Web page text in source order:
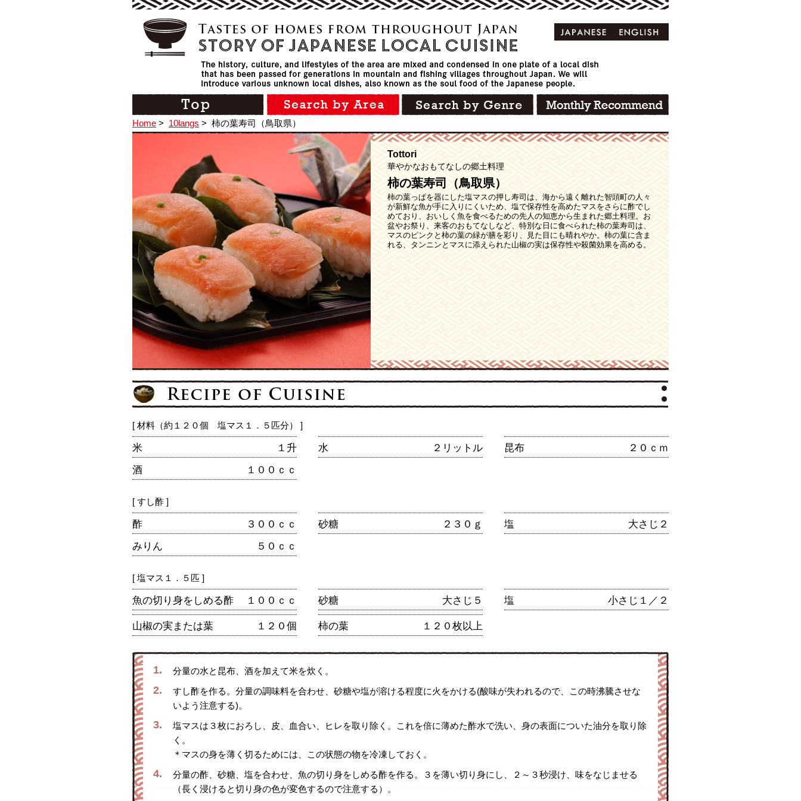
Home > 10langs > 柿の葉寿司（鳥取県）
Tottori
華やかなおもてなしの郷土料理
柿の葉寿司（鳥取県）
柿の葉っぱを器にした塩マスの押し寿司は、海から遠く離れた智頭町の人々
が新鮮な魚が手に入りにくいため、塩で保存性を高めたマスをさらに酢でし
めており、おいしく魚を食べるための先人の知恵から生まれた郷土料理。お
盆やお祭り、来客のおもてなしなど、特別な日に食べられた柿の葉寿司は、
マスのピンクと柿の葉の緑が膳を彩り、見た目にも晴れやか。柿の葉に含ま
れる、タンニンとマスに添えられた山椒の実は保存性や殺菌効果を高める。
[ 材料（約１２０個 塩マス１．５匹分） ]
米 １升 水 ２リットル 昆布
２０ｃｍ
酒
１００ｃｃ
[ すし酢 ]
酢 ３００ｃｃ 砂糖 ２３０ｇ 塩
大さじ２
みりん
５０ｃｃ
[ 塩マス１．５匹 ]
魚の切り身をしめる酢 １００ｃｃ 砂糖 大さじ５ 塩 小さじ１／２
山椒の実または葉 １２０個 柿の葉 １２０枚以上
1. 分量の水と昆布、酒を加えて米を炊く。
2.
すし酢を作る。分量の調味料を合わせ、砂糖や塩が溶ける程度に火をかける(酸味が失われるので、この時沸騰させな
いよう注意する)。
3.
塩マスは３枚におろし、皮、血合い、ヒレを取り除く。これを倍に薄めた酢水で洗い、身の表面についた油分を取り除
く。
＊マスの身を薄く切るためには、この状態の物を冷凍しておく。
4.
分量の酢、砂糖、塩を合わせ、魚の切り身をしめる酢を作る。３を薄い切り身にし、２～３秒浸け、味をなじませる
（長く浸けると切り身の色が変色するので注意する）。